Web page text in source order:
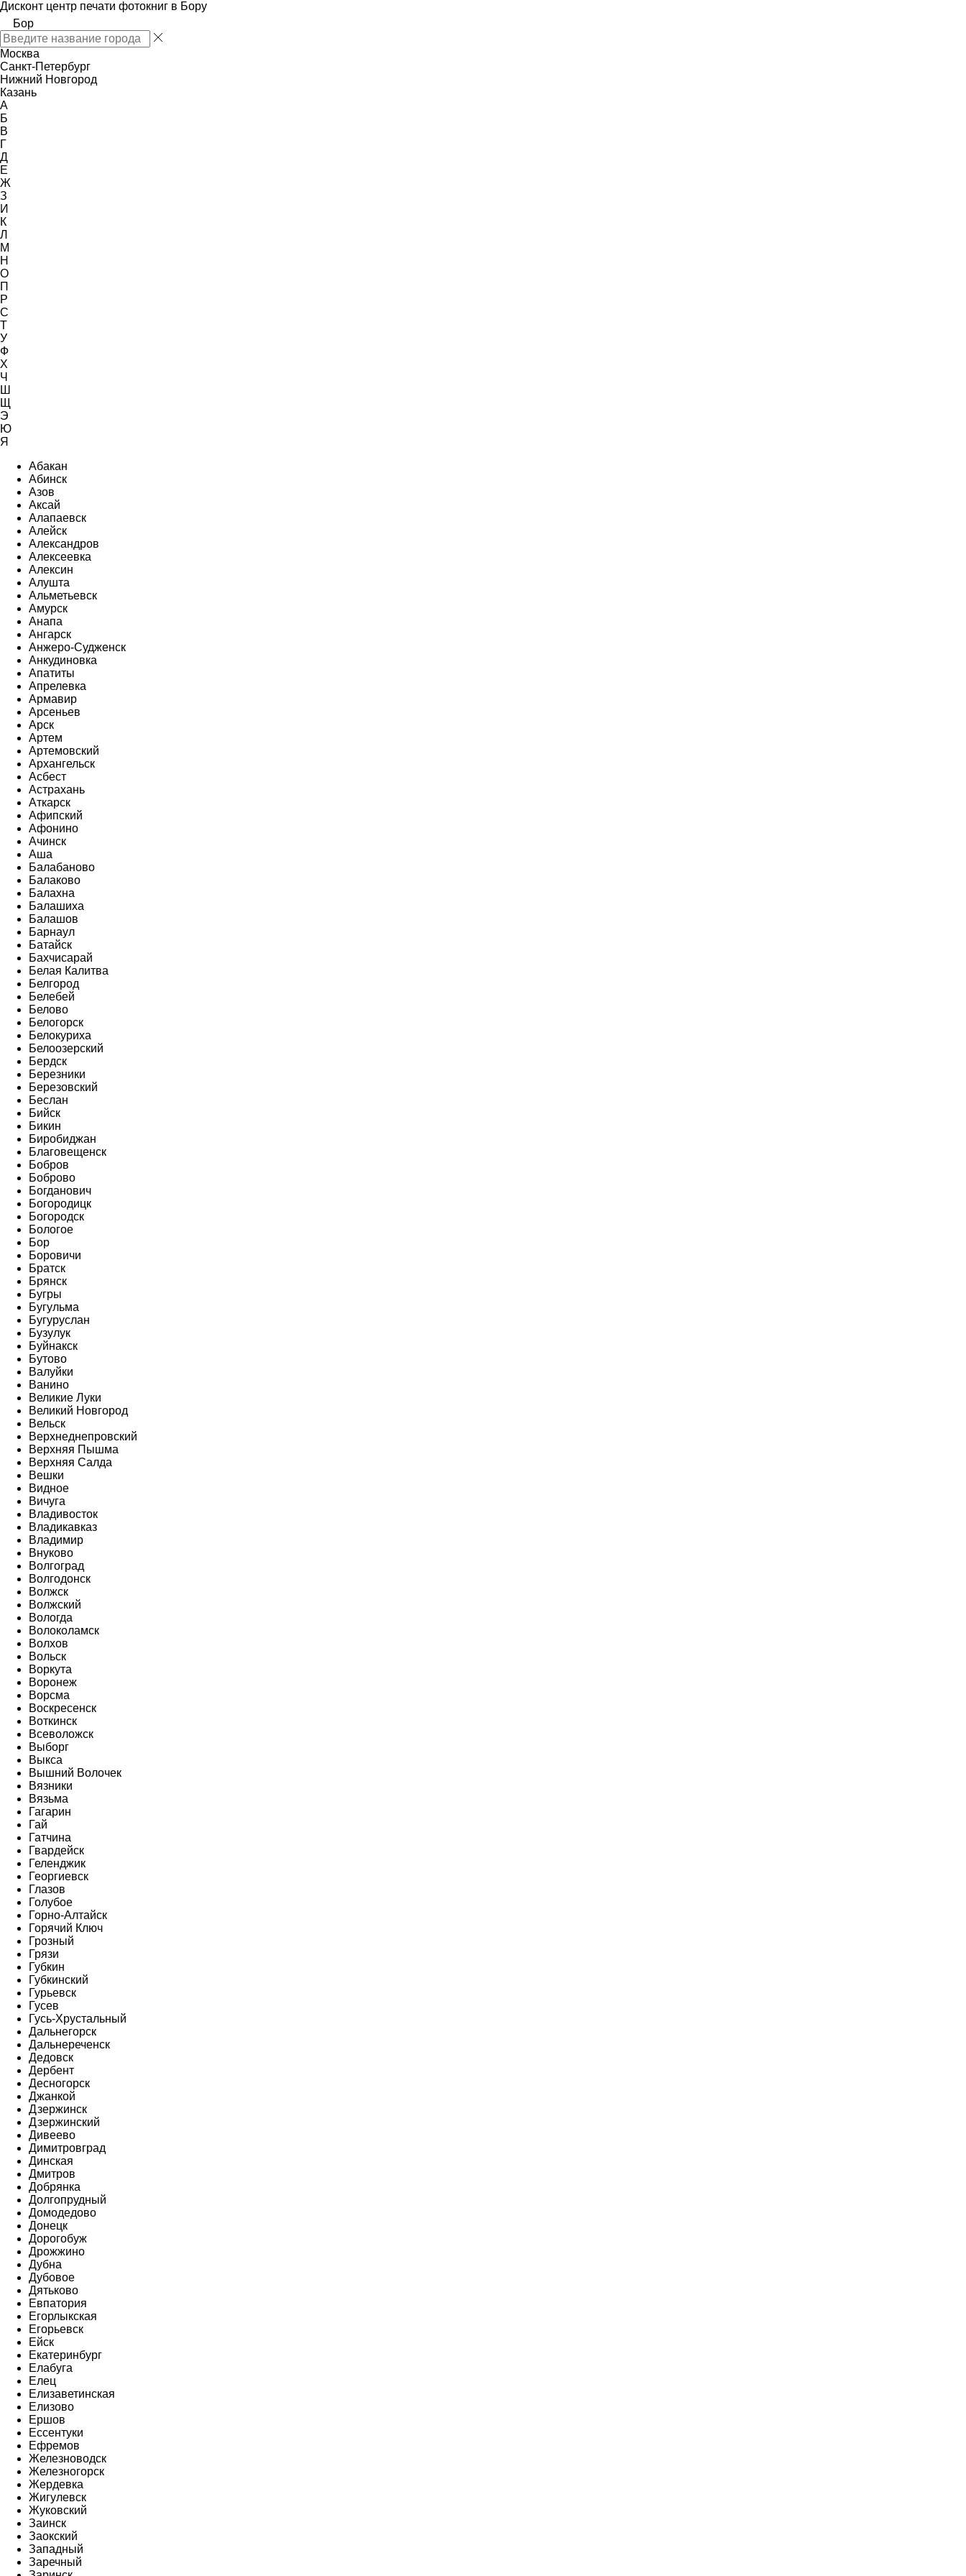
Дисконт центр печати фотокниг в Бору
Бор
Москва
Санкт-Петербург
Нижний Новгород
Казань
А
Б
В
Г
Д
Е
Ж
З
И
К
Л
М
Н
О
П
Р
С
Т
У
Ф
Х
Ч
Ш
Щ
Э
Ю
Я
Абакан
Абинск
Азов
Аксай
Алапаевск
Алейск
Александров
Алексеевка
Алексин
Алушта
Альметьевск
Амурск
Анапа
Ангарск
Анжеро-Судженск
Анкудиновка
Апатиты
Апрелевка
Армавир
Арсеньев
Арск
Артем
Артемовский
Архангельск
Асбест
Астрахань
Аткарск
Афипский
Афонино
Ачинск
Аша
Балабаново
Балаково
Балахна
Балашиха
Балашов
Барнаул
Батайск
Бахчисарай
Белая Калитва
Белгород
Белебей
Белово
Белогорск
Белокуриха
Белоозерский
Бердск
Березники
Березовский
Беслан
Бийск
Бикин
Биробиджан
Благовещенск
Бобров
Боброво
Богданович
Богородицк
Богородск
Бологое
Бор
Боровичи
Братск
Брянск
Бугры
Бугульма
Бугуруслан
Бузулук
Буйнакск
Бутово
Валуйки
Ванино
Великие Луки
Великий Новгород
Вельск
Верхнеднепровский
Верхняя Пышма
Верхняя Салда
Вешки
Видное
Вичуга
Владивосток
Владикавказ
Владимир
Внуково
Волгоград
Волгодонск
Волжск
Волжский
Вологда
Волоколамск
Волхов
Вольск
Воркута
Воронеж
Ворсма
Воскресенск
Воткинск
Всеволожск
Выборг
Выкса
Вышний Волочек
Вязники
Вязьма
Гагарин
Гай
Гатчина
Гвардейск
Геленджик
Георгиевск
Глазов
Голубое
Горно-Алтайск
Горячий Ключ
Грозный
Грязи
Губкин
Губкинский
Гурьевск
Гусев
Гусь-Хрустальный
Дальнегорск
Дальнереченск
Дедовск
Дербент
Десногорск
Джанкой
Дзержинск
Дзержинский
Дивеево
Димитровград
Динская
Дмитров
Добрянка
Долгопрудный
Домодедово
Донецк
Дорогобуж
Дрожжино
Дубна
Дубовое
Дятьково
Евпатория
Егорлыкская
Егорьевск
Ейск
Екатеринбург
Елабуга
Елец
Елизаветинская
Елизово
Ершов
Ессентуки
Ефремов
Железноводск
Железногорск
Жердевка
Жигулевск
Жуковский
Заинск
Заокский
Западный
Заречный